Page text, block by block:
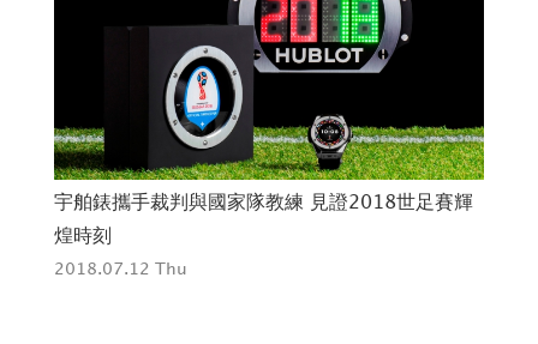
宇舶錶攜手裁判與國家隊教練 見證2018世足賽輝
煌時刻
2018.07.12 Thu